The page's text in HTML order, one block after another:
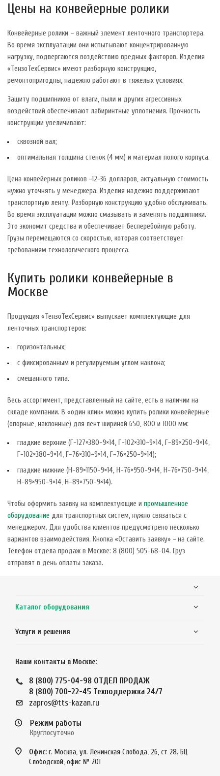
Цены на конвейерные ролики
Конвейерные ролики – важный элемент ленточного транспортера.
Во время эксплуатации они испытывают концентрированную
нагрузку, подвергаются воздействию вредных факторов. Изделия
«ТензоТехСервис» имеют разборную конструкцию,
ремонтопригодны, надежно работают в тяжелых условиях.
Защиту подшипников от влаги, пыли и других агрессивных
воздействий обеспечивают лабиринтные уплотнения. Прочность
конструкции увеличивают:
сквозной вал;
оптимальная толщина стенок (4 мм) и материал полого корпуса.
Цена конвейерных роликов −12−36 долларов, актуальную стоимость
нужно уточнять у менеджера. Изделия надежно поддерживают
транспортную ленту. Разборную конструкцию удобно обслуживать.
Во время эксплуатации можно смазывать и заменять подшипники.
Это экономит средства и обеспечивает бесперебойную работу.
Грузы перемещаются со скоростью, которая соответствует
требованиям технологического процесса.
Купить ролики конвейерные в
Москве
Продукция «ТензоТехСервис» выпускает комплектующие для
ленточных транспортеров:
горизонтальных;
с фиксированным и регулируемым углом наклона;
смешанного типа.
Весь ассортимент, представленный на сайте, есть в наличии на
складе компании. В «один клик» можно купить ролики конвейерные
(опорные, наклонные) для лент шириной 650, 800 и 1000 мм:
гладкие верхние (Г-127×380-9×14, Г-102×310-9×14, Г-89×250-9×14,
Г-102×380-9×14, Г-76×310-9×14, Г-76×250-9×14);
гладкие нижние (Н-89×1150-9×14, Н-76×950-9×14, Н-76×750-9×14,
Н-89×950-9×14, Н-89×750-9×14).
Чтобы оформить заявку на комплектующие и промышленное
оборудование для транспортных систем, нужно связаться с
менеджером. Для удобства клиентов предусмотрено несколько
вариантов взаимодействия. Кнопка «Оставить заявку» − на сайте.
Телефон отдела продаж в Москве: 8 (800) 505-68-04. Груз
отправят в день оплаты заказа.
Каталог оборудования
Услуги и решения
Наши контакты в Москве:
8 (800) 775-04-98 ОТДЕЛ ПРОДАЖ
8 (800) 700-22-45 Техподдержка 24/7
zapros@tts-kazan.ru
Режим работы
Круглосуточно
Офис: г. Москва, ул. Ленинская Слобода, 26, ст 28. БЦ
Слободской, офис № 201